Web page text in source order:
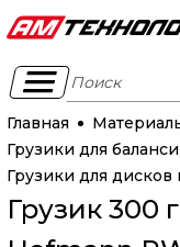
Поиск
Главная
Грузики для
Грузики для дисков
Грузик 300